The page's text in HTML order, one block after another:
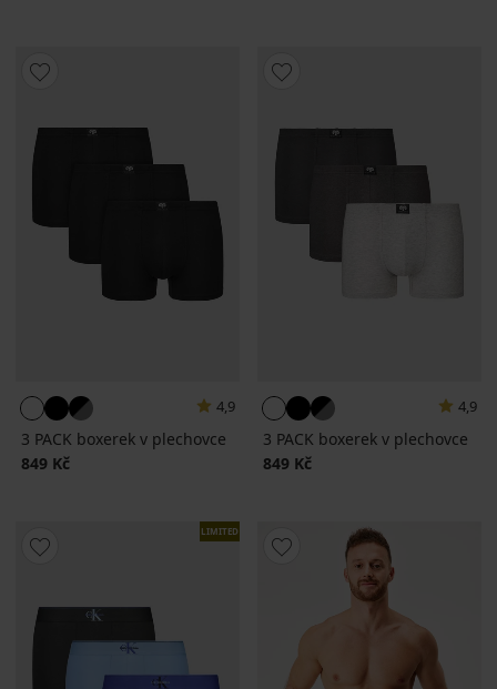
4,9
3 PACK boxerek v plechovce
849 Kč
4,9
3 PACK boxerek v plechovce
849 Kč
LIMITED